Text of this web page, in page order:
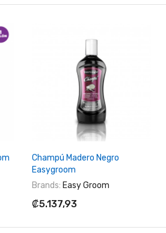
+ Agregar Al Carrito
Champú Madero Negro
Easygroom
Brands: Easy Groom
₡5.137,93